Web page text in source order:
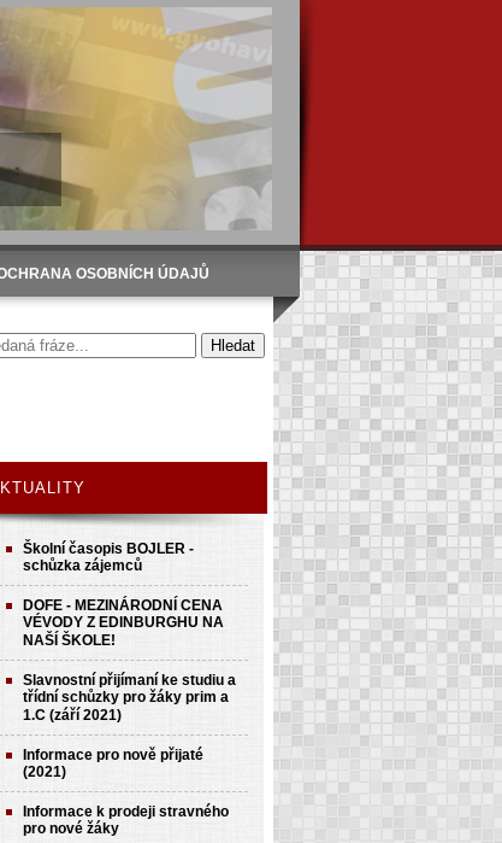
OSOBNÍCH ÚDAJŮ
Školní časopis BOJLER -
schůzka zájemců
DOFE - MEZINÁRODNÍ CENA
VÉVODY Z EDINBURGHU NA
NAŠÍ ŠKOLE!
Slavnostní přijímaní ke studiu a
třídní schůzky pro žáky prim a
1.C (září 2021)
Informace pro nově přijaté
(2021)
Informace k prodeji stravného
pro nové žáky